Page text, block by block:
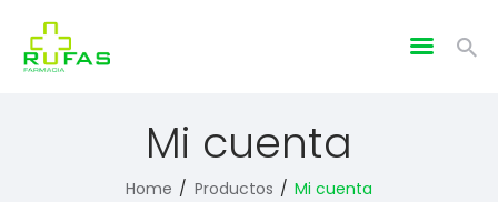
Mi cuenta
Home Productos Mi cuenta